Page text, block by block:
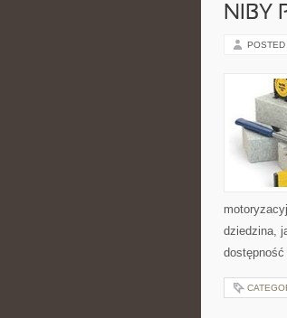
NIBY
POSTED
dziedzina,